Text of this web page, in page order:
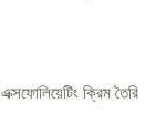
ক্রিম তৈরি